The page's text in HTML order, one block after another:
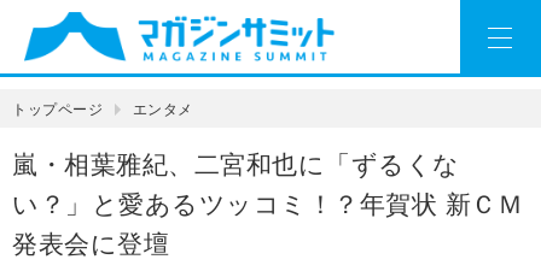
トップページ エンタメ
嵐・相葉雅紀、二宮和也に「ずるくな
い？」と愛あるツッコミ！？年賀状 新ＣＭ
発表会に登壇